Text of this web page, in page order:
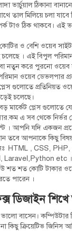
ভার্চুয়াল ঠিকানা
তাল মিলিয়ে চলা
টাও ঠিক থাকবে। এই
কোটির ও বেশি ওয়েব
চলেছে । এই বিপুল
নতুন করে পুরনো
ওয়েব ডেভলপার
গুলোতে প্রতিনিয়ত
চলেছে।
মার্কেট প্লেস গুলোতে
এ সব থেকে
। আপনি যদি একজন
তবে আপনাকে কিছু
HTML , CSS,
Laravel,Python etc
শত শত কোটি টাকার
পারেন ।
ডিজাইন
বাসেন। কম্পিউটার
কিছু ক্রিয়েটিভ জিনিস